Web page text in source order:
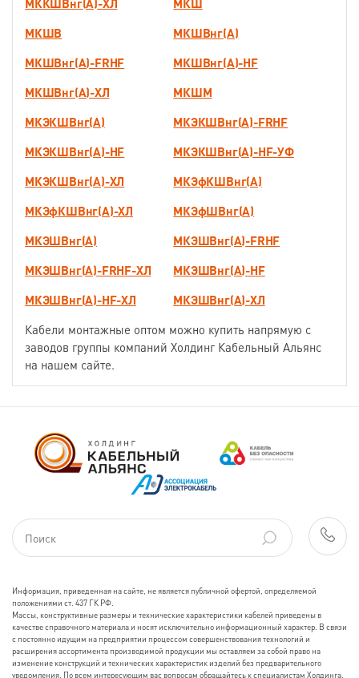
МКШВ
МКШВнг(А)
МКШВнг(А)-FRHF
МКШВнг(А)-HF
МКШВнг(А)-ХЛ
МКШМ
МКЭКШВнг(А)
МКЭКШВнг(А)-FRHF
МКЭКШВнг(А)-HF
МКЭКШВнг(А)-HF-УФ
МКЭКШВнг(А)-ХЛ
МКЭфКШВнг(А)
МКЭфКШВнг(А)-ХЛ
МКЭфШВнг(А)
МКЭШВнг(А)
МКЭШВнг(А)-FRHF
МКЭШВнг(А)-FRHF-ХЛ
МКЭШВнг(А)-HF
МКЭШВнг(А)-HF-ХЛ
МКЭШВнг(А)-ХЛ
Кабели монтажные оптом можно купить напрямую с
заводов группы компаний Холдинг Кабельный Альянс
на нашем сайте.
Информация, приведенная на сайте, не является публичной офертой, определяемой
положениями ст. 437 ГК РФ.
Массы, конструктивные размеры и технические характеристики кабелей приведены в
качестве справочного материала и носят исключительно информационный характер. В связи
с постоянно идущим на предприятии процессом совершенствования технологий и
расширения ассортимента производимой продукции мы оставляем за собой право на
изменение конструкций и технических характеристик изделий без предварительного
уведомления. По всем интересующим вас вопросам обращайтесь к специалистам Холдинга.